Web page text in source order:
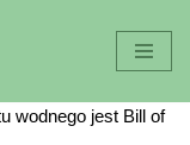
wodnego jest Bill of